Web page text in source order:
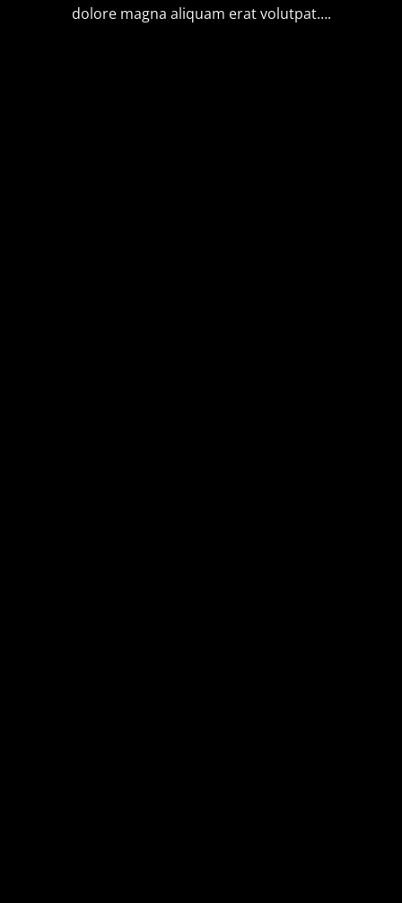
dolore magna aliquam erat volutpat….